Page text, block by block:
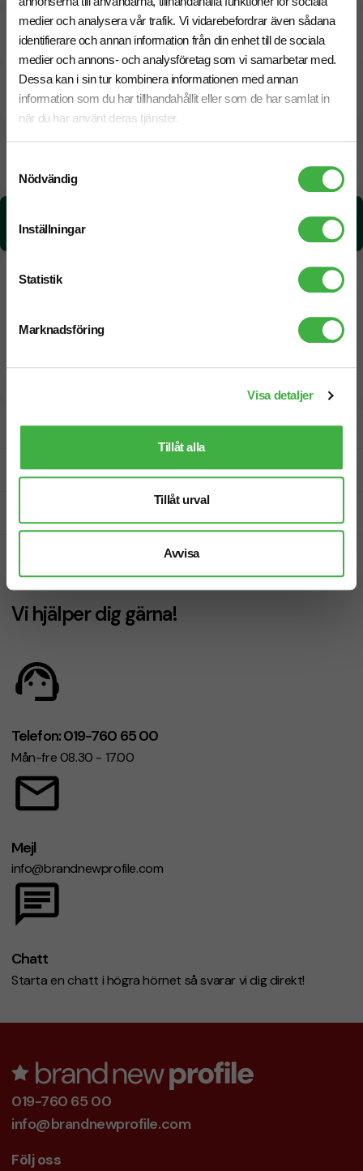
medier och analysera vår trafik. Vi vidarebefordrar även sådana
identifierare och annan information från din enhet till de sociala
medier och annons- och analysföretag som vi samarbetar med.
Dessa kan i sin tur kombinera informationen med annan
information som du har tillhandahållit eller som de har samlat in
när du har använt deras tjänster.
Nödvändig
Inställningar
Statistik
Marknadsföring
Visa detaljer
Tillåt alla
Tillåt urval
Avvisa
Pristabell
CO₂e -avtryck
2.02 kg CO₂e / per styck
Designskiss inom 1 h
Fri offert
Vi hjälper dig gärna!
Telefon: 019-760 65 00
Mån-fre 08.30 - 17.00
Mejl
info@brandnewprofile.com
Chatt
Starta en chatt i högra hörnet så svarar vi dig direkt!
019-760 65 00
info@brandnewprofile.com
Följ oss